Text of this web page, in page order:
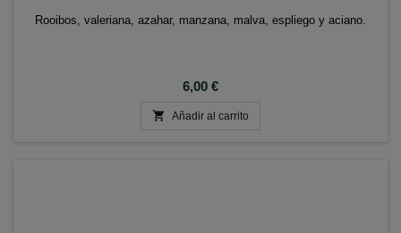
Rooibos, valeriana, azahar, manzana, malva, espliego y aciano.
Precio
6,00 €
 Añadir al carrito